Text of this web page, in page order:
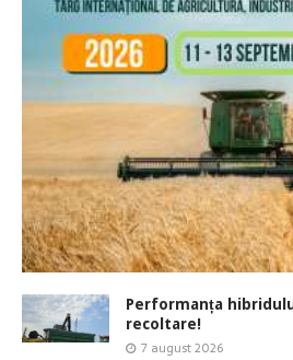
Performanța
recoltare!
7 august 2026